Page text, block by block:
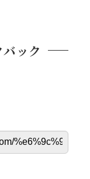
ック